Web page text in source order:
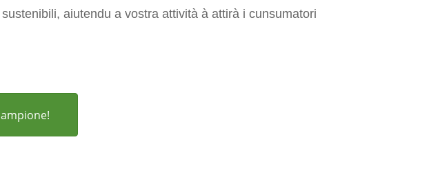
aiutendu a vostra attività à attirà i cunsumatori